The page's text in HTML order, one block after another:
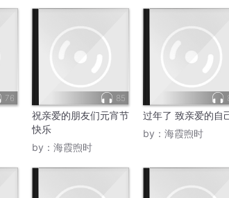
76 85
祝亲爱的朋友们元宵节
快乐
by： 海霞煦时
过年了 致亲爱的自
by： 海霞煦时